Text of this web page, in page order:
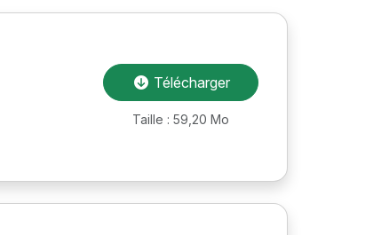
Télécharger
Taille : 59,20 Mo